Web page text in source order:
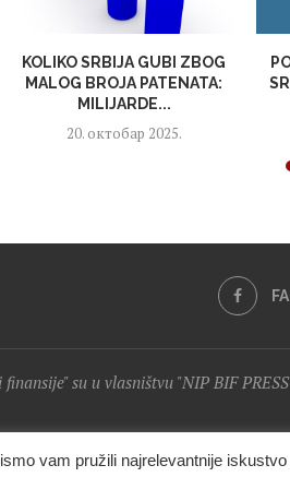
KOLIKO SRBIJA GUBI ZBOG
MALOG BROJA PATENATA:
MILIJARDE...
20. октобар 2025.
su u vlasništvu "NIP BIF
vam pružili najrelevantnije